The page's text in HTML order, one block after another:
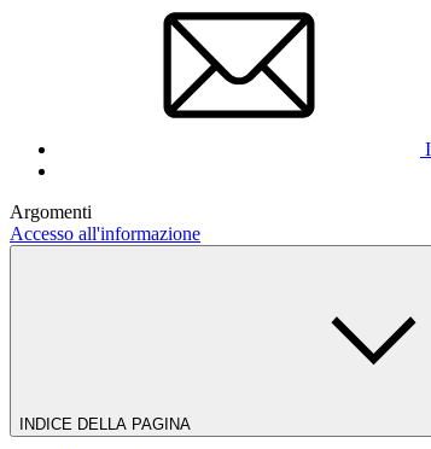
Argomenti
Accesso all'informazione
INDICE DELLA PAGINA